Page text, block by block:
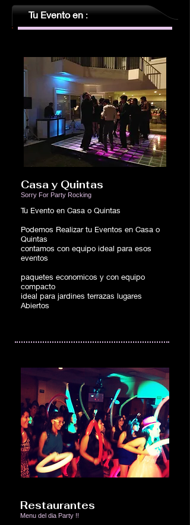
Tu Evento en:
Casa y Quintas
Sorry For Party Rocking
Tu Evento en Casa o Quintas
Podemos Realizar tu Eventos en Casa o
Quintas
contamos con equipo ideal para esos
eventos
paquetes economicos y con equipo
compacto
ideal para jardines terrazas lugares
Abiertos
Restaurantes
Menu del dia Party !!